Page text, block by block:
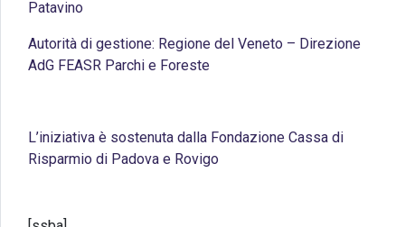
Patavino
Autorità di gestione: Regione del Veneto – Direzione
AdG FEASR Parchi e Foreste
L’iniziativa è sostenuta dalla Fondazione Cassa di
Risparmio di Padova e Rovigo